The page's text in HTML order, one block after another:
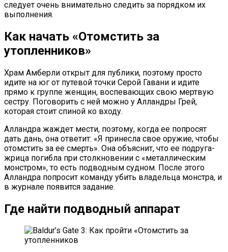
следует очень внимательно следить за порядком их
выполнения.
Как начать «Отомстить за
утопленников»
Храм Амберли открыт для публики, поэтому просто
идите на юг от путевой точки Серой Гавани и идите
прямо к группе женщин, воспевающих свою мертвую
сестру. Поговорить с ней можно у Алландры Грей,
которая стоит спиной ко входу.
Алландра жаждет мести, поэтому, когда ее попросят
дать дань, она ответит: «Я принесла свое оружие, чтобы
отомстить за ее смерть». Она объяснит, что ее подруга-
жрица погибла при столкновении с «металлическим
монстром», то есть подводным судном. После этого
Алландра попросит команду убить владельца монстра, и
в журнале появится задание.
Где найти подводный аппарат